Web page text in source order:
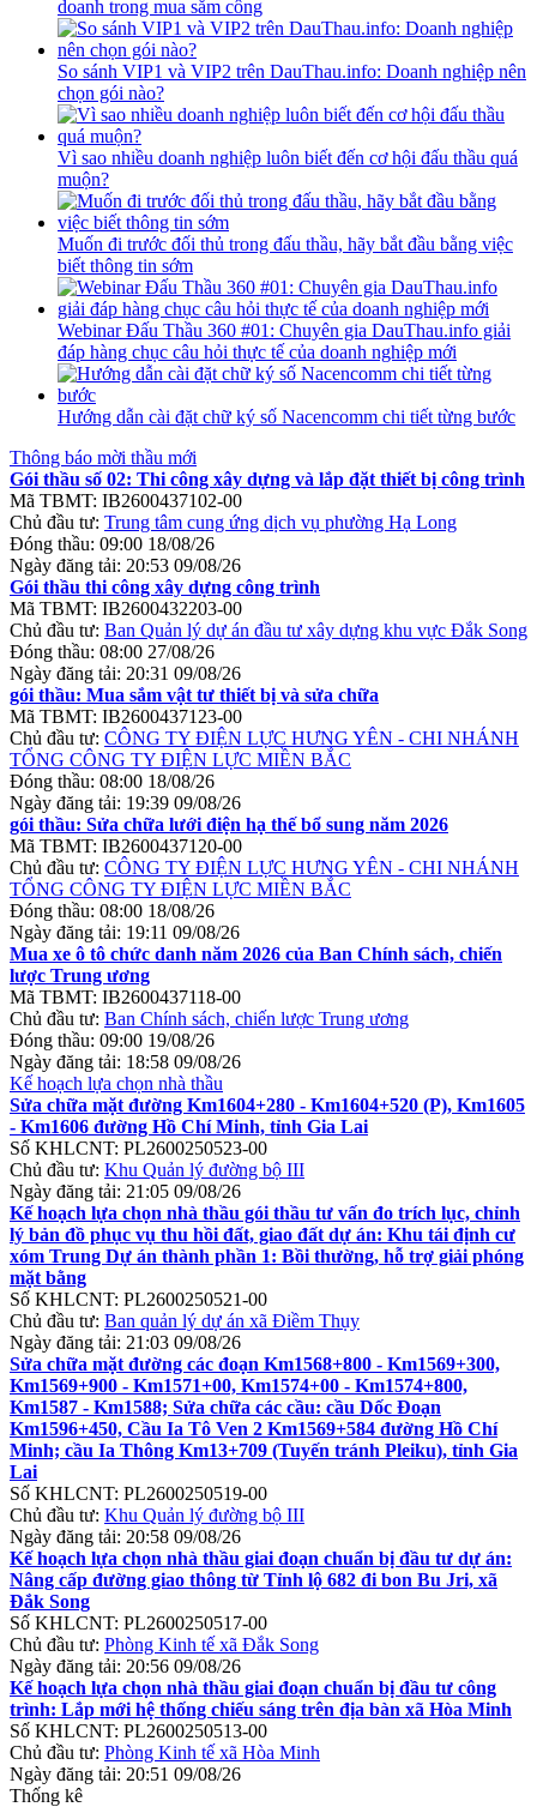
doanh trong mua sắm công
So sánh VIP1 và VIP2 trên DauThau.info: Doanh nghiệp nên
chọn gói nào?
Vì sao nhiều doanh nghiệp luôn biết đến cơ hội đấu thầu quá
muộn?
Muốn đi trước đối thủ trong đấu thầu, hãy bắt đầu bằng việc
biết thông tin sớm
Webinar Đấu Thầu 360 #01: Chuyên gia DauThau.info giải
đáp hàng chục câu hỏi thực tế của doanh nghiệp mới
Hướng dẫn cài đặt chữ ký số Nacencomm chi tiết từng bước
Thông báo mời thầu mới
Gói thầu số 02: Thi công xây dựng và lắp đặt thiết bị công trình
Mã TBMT: IB2600437102-00
Chủ đầu tư: Trung tâm cung ứng dịch vụ phường Hạ Long
Đóng thầu: 09:00 18/08/26
Ngày đăng tải: 20:53 09/08/26
Gói thầu thi công xây dựng công trình
Mã TBMT: IB2600432203-00
Chủ đầu tư: Ban Quản lý dự án đầu tư xây dựng khu vực Đắk Song
Đóng thầu: 08:00 27/08/26
Ngày đăng tải: 20:31 09/08/26
gói thầu: Mua sắm vật tư thiết bị và sửa chữa
Mã TBMT: IB2600437123-00
Chủ đầu tư: CÔNG TY ĐIỆN LỰC HƯNG YÊN - CHI NHÁNH
TỔNG CÔNG TY ĐIỆN LỰC MIỀN BẮC
Đóng thầu: 08:00 18/08/26
Ngày đăng tải: 19:39 09/08/26
gói thầu: Sửa chữa lưới điện hạ thế bổ sung năm 2026
Mã TBMT: IB2600437120-00
Chủ đầu tư: CÔNG TY ĐIỆN LỰC HƯNG YÊN - CHI NHÁNH
TỔNG CÔNG TY ĐIỆN LỰC MIỀN BẮC
Đóng thầu: 08:00 18/08/26
Ngày đăng tải: 19:11 09/08/26
Mua xe ô tô chức danh năm 2026 của Ban Chính sách, chiến
lược Trung ương
Mã TBMT: IB2600437118-00
Chủ đầu tư: Ban Chính sách, chiến lược Trung ương
Đóng thầu: 09:00 19/08/26
Ngày đăng tải: 18:58 09/08/26
Kế hoạch lựa chọn nhà thầu
Sửa chữa mặt đường Km1604+280 - Km1604+520 (P), Km1605
- Km1606 đường Hồ Chí Minh, tỉnh Gia Lai
Số KHLCNT: PL2600250523-00
Chủ đầu tư: Khu Quản lý đường bộ III
Ngày đăng tải: 21:05 09/08/26
Kế hoạch lựa chọn nhà thầu gói thầu tư vấn đo trích lục, chỉnh
lý bản đồ phục vụ thu hồi đất, giao đất dự án: Khu tái định cư
xóm Trung Dự án thành phần 1: Bồi thường, hỗ trợ giải phóng
mặt bằng
Số KHLCNT: PL2600250521-00
Chủ đầu tư: Ban quản lý dự án xã Điềm Thụy
Ngày đăng tải: 21:03 09/08/26
Sửa chữa mặt đường các đoạn Km1568+800 - Km1569+300,
Km1569+900 - Km1571+00, Km1574+00 - Km1574+800,
Km1587 - Km1588; Sửa chữa các cầu: cầu Dốc Đoạn
Km1596+450, Cầu Ia Tô Ven 2 Km1569+584 đường Hồ Chí
Minh; cầu Ia Thông Km13+709 (Tuyến tránh Pleiku), tỉnh Gia
Lai
Số KHLCNT: PL2600250519-00
Chủ đầu tư: Khu Quản lý đường bộ III
Ngày đăng tải: 20:58 09/08/26
Kế hoạch lựa chọn nhà thầu giai đoạn chuẩn bị đầu tư dự án:
Nâng cấp đường giao thông từ Tỉnh lộ 682 đi bon Bu Jri, xã
Đắk Song
Số KHLCNT: PL2600250517-00
Chủ đầu tư: Phòng Kinh tế xã Đắk Song
Ngày đăng tải: 20:56 09/08/26
Kế hoạch lựa chọn nhà thầu giai đoạn chuẩn bị đầu tư công
trình: Lắp mới hệ thống chiếu sáng trên địa bàn xã Hòa Minh
Số KHLCNT: PL2600250513-00
Chủ đầu tư: Phòng Kinh tế xã Hòa Minh
Ngày đăng tải: 20:51 09/08/26
Thống kê